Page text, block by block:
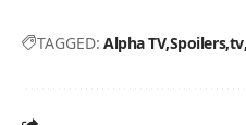
TAGGED: Alpha TVSpoilers tv